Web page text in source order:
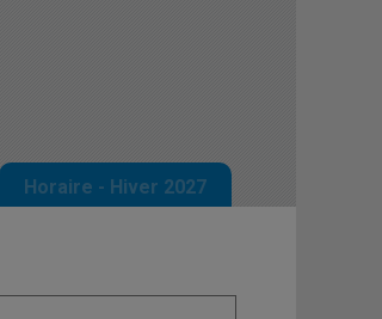
Horaire - Hiver 2027